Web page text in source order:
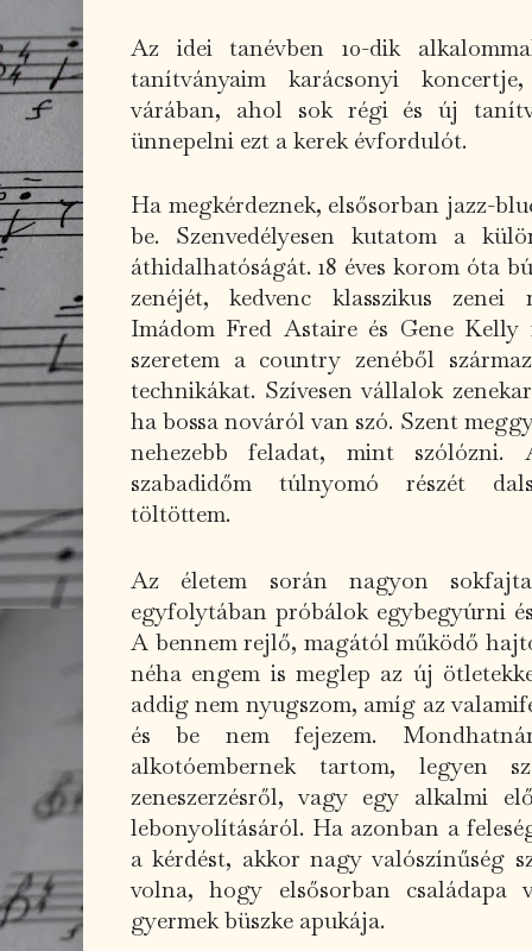
Az idei tanévben 10-dik
tanítványaim karácsonyi
várában, ahol sok régi és új
ünnepelni ezt a kerek évfordulót.
Ha megkérdeznek, elsősorban jazz-
be. Szenvedélyesen kutatom a
áthidalhatóságát. 18 éves korom óta
zenéjét, kedvenc klasszikus zenei
Imádom Fred Astaire és Gene
szeretem a country zenéből
technikákat. Szívesen vállalok
ha bossa nováról van szó. Szent
nehezebb feladat, mint
szabadidőm túlnyomó részét
töltöttem.
Az életem során nagyon
egyfolytában próbálok egybegyúrni
A bennem rejlő, magától működő
néha engem is meglep az új
addig nem nyugszom, amíg az
és be nem fejezem.
alkotóembernek tartom, legyen
zeneszerzésről, vagy egy alkalmi
lebonyolításáról. Ha azonban a
a kérdést, akkor nagy valószínűség
volna, hogy elsősorban családapa
gyermek büszke apukája.